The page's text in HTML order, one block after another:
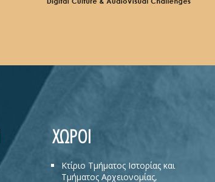
ΧΩΡΟΙ
Κτίριο Τμήματος Ιστορίας και
Τμήματος Αρχειονομίας,